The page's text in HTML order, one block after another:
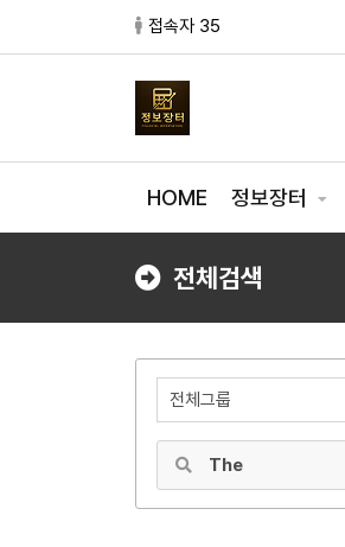
접속자 35
HOME 정보장터
전체검색